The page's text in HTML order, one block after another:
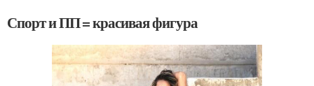
Спорт и ПП = красивая фигура